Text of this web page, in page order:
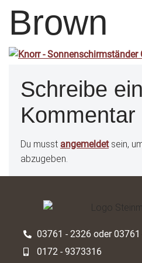
Brown
Schreibe
Kommentar
Du musst angemeldetsein,
abzugeben.
03761 - 2326 oder
0172 - 9373316